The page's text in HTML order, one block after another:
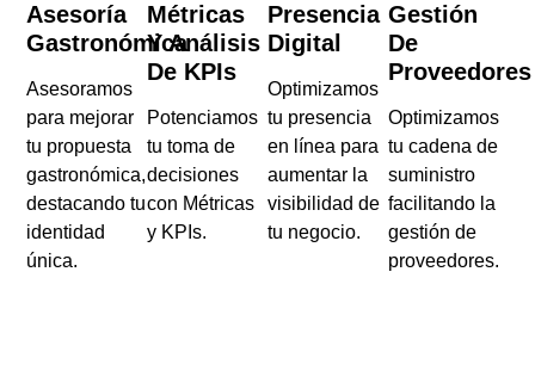
Asesoría
Gastronómica
Asesoramos
para mejorar
tu propuesta
gastronómica,
destacando tu
identidad
única.
Métricas
Y Análisis
De KPIs
Potenciamos
tu toma de
decisiones
con Métricas
y KPIs.
Presencia
Digital
Optimizamos
tu presencia
en línea para
aumentar la
visibilidad de
tu negocio.
Gestión
De
Proveedores
Optimizamos
tu cadena de
suministro
facilitando la
gestión de
proveedores.